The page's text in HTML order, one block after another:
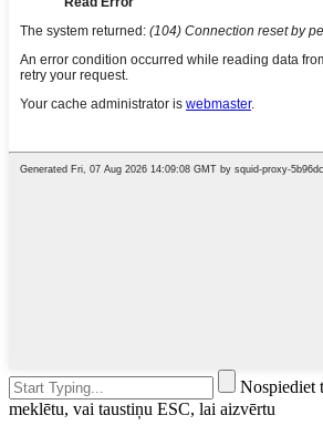
Nospiediet
meklētu, vai taustiņu ESC, lai aizvērtu